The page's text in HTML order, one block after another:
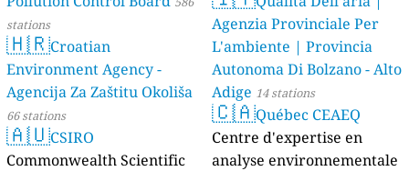
stations
🇭🇷Croatian
Environment Agency -
Agencija Za Zaštitu Okoliša
66 stations
🇦🇺CSIRO
Commonwealth Scientific
Agenzia Provinciale Per
L'ambiente | Provincia
Autonoma Di Bolzano - Alto
Adige 14 stations
🇨🇦Québec CEAEQ
Centre d'expertise en
analyse environnementale